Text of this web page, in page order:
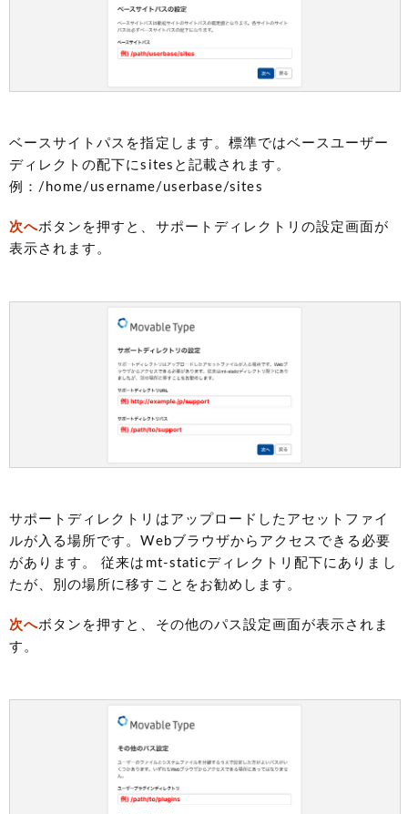
ベースサイトパスを指定します。標準ではベースユーザー
ディレクトの配下にsitesと記載されます。
例：/home/username/userbase/sites
次へボタンを押すと、サポートディレクトリの設定画面が
表示されます。
サポートディレクトリはアップロードしたアセットファイ
ルが入る場所です。Webブラウザからアクセスできる必要
があります。 従来はmt-staticディレクトリ配下にありまし
たが、別の場所に移すことをお勧めします。
次へボタンを押すと、その他のパス設定画面が表示されま
す。